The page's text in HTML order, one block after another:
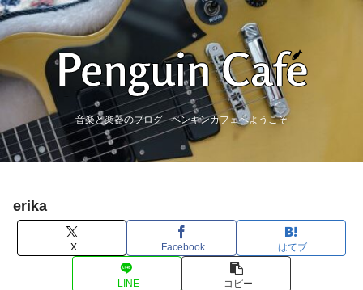
音楽と楽器のブログ - ペンギンカフェへようこそ
erika
X Facebook はてブ
LINE コピー